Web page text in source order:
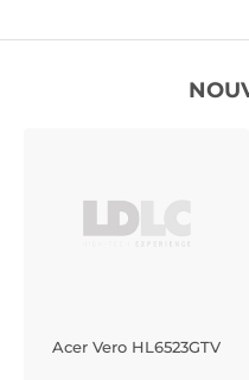
Acer Vero HL6523GTV